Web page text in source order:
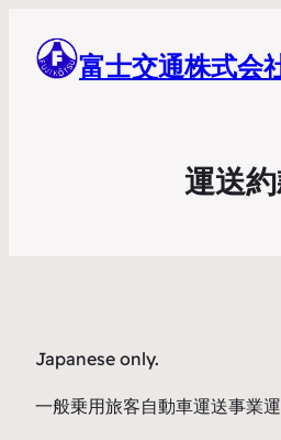
富士交通株式会
運送
Japanese only.
一般乗用旅客自動車運送事業運